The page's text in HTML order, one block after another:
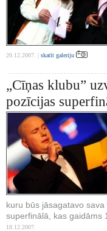
20.12.2007. | skatīt galeriju
„Cīņas klubu”
pozīcijas
kuru būs jāsagatavo
superfinālā, kas gaidāms
18.12.2007.